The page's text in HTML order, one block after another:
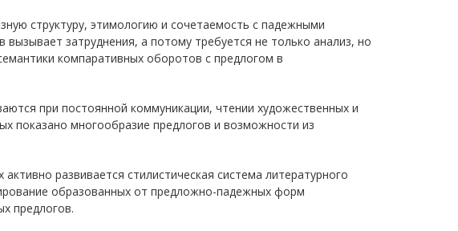
структуру, этимологию и сочетаемость с падежными
затруднения, а потому требуется не только анализ, но
компаративных оборотов с предлогом в
при постоянной коммуникации, чтении художественных и
показано многообразие предлогов и возможности из
развивается стилистическая система литературного
образованных от предложно-падежных форм
предлогов.